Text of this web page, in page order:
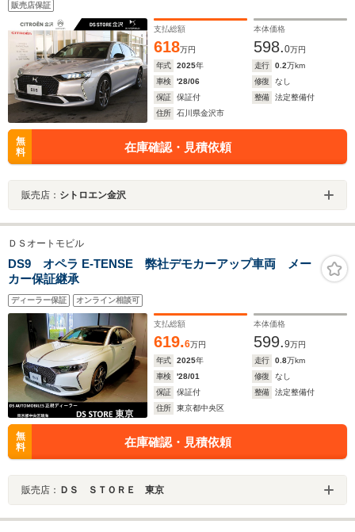
ム レザーシート アクティブLEDビジョン 革巻ステ
アリング
販売店保証
支払総額
618万円
本体価格
598.0万円
年式
2025年 走行 0.2万km
車検
'28/06 修復
なし
保証
保証付 整備
法定整備付
住所
石川県金沢市
無
料
在庫確認・見積依頼
販売店： シトロエン金沢
ＤＳオートモビル
DS9 オペラ E-TENSE 弊社デモカーアップ車両 メー
カー保証継承
ディーラー保証 オンライン相談可
支払総額
619.6万円
本体価格
599.9万円
年式
2025年 走行 0.8万km
車検
'28/01 修復
なし
保証
保証付 整備
法定整備付
住所
東京都中央区
無
料
在庫確認・見積依頼
販売店： ＤＳ ＳＴＯＲＥ 東京